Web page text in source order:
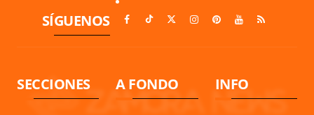
SÍGUENOS
SECCIONES A FONDO INFO